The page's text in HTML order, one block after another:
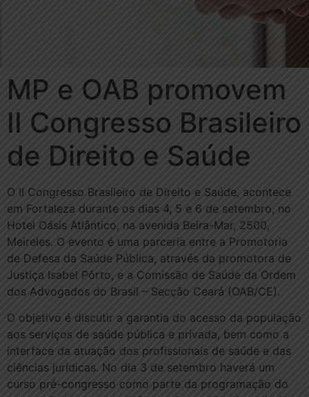
MP e OAB promovem
II Congresso Brasileiro
de Direito e Saúde
O II Congresso Brasileiro de Direito e Saúde, acontece
em Fortaleza durante os dias 4, 5 e 6 de setembro, no
Hotel Oásis Atlântico, na avenida Beira-Mar, 2500,
Meireles. O evento é uma parceria entre a Promotoria
de Defesa da Saúde Pública, através da promotora de
Justiça Isabel Pôrto, e a Comissão de Saúde da Ordem
dos Advogados do Brasil – Secção Ceará (OAB/CE).
O objetivo é discutir a garantia do acesso da população
aos serviços de saúde pública e privada, bem como a
interface da atuação dos profissionais de saúde e das
ciências jurídicas. No dia 3 de setembro haverá um
curso pré-congresso como parte da programação do